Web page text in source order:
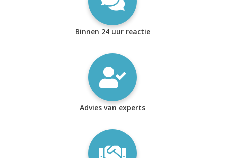
Binnen 24 uur reactie
Advies van experts